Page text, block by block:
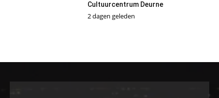
Cultuurcentrum Deurne
2 dagen geleden